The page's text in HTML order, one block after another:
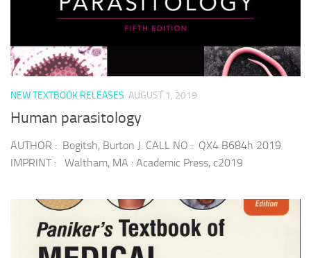
NEW TEXTBOOK RELEASES AUGUST 1, 2019
Human parasitology
AUTHOR : Bogitsh, Burton J. CALL NO : QX4 B684h 2019
IMPRINT : Waltham, MA : Academic Press, c2019